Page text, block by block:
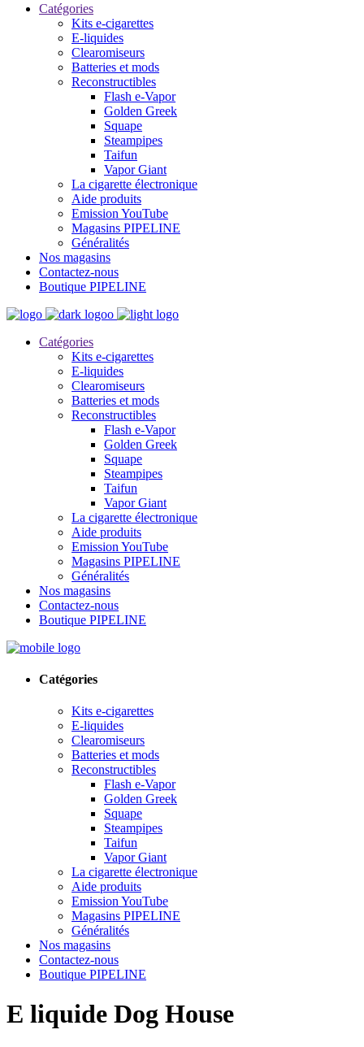
Catégories
Kits e-cigarettes
E-liquides
Clearomiseurs
Batteries et mods
Reconstructibles
Flash e-Vapor
Golden Greek
Squape
Steampipes
Taifun
Vapor Giant
La cigarette électronique
Aide produits
Emission YouTube
Magasins PIPELINE
Généralités
Nos magasins
Contactez-nous
Boutique PIPELINE
Catégories
Kits e-cigarettes
E-liquides
Clearomiseurs
Batteries et mods
Reconstructibles
Flash e-Vapor
Golden Greek
Squape
Steampipes
Taifun
Vapor Giant
La cigarette électronique
Aide produits
Emission YouTube
Magasins PIPELINE
Généralités
Nos magasins
Contactez-nous
Boutique PIPELINE
Catégories
Kits e-cigarettes
E-liquides
Clearomiseurs
Batteries et mods
Reconstructibles
Flash e-Vapor
Golden Greek
Squape
Steampipes
Taifun
Vapor Giant
La cigarette électronique
Aide produits
Emission YouTube
Magasins PIPELINE
Généralités
Nos magasins
Contactez-nous
Boutique PIPELINE
E liquide Dog House